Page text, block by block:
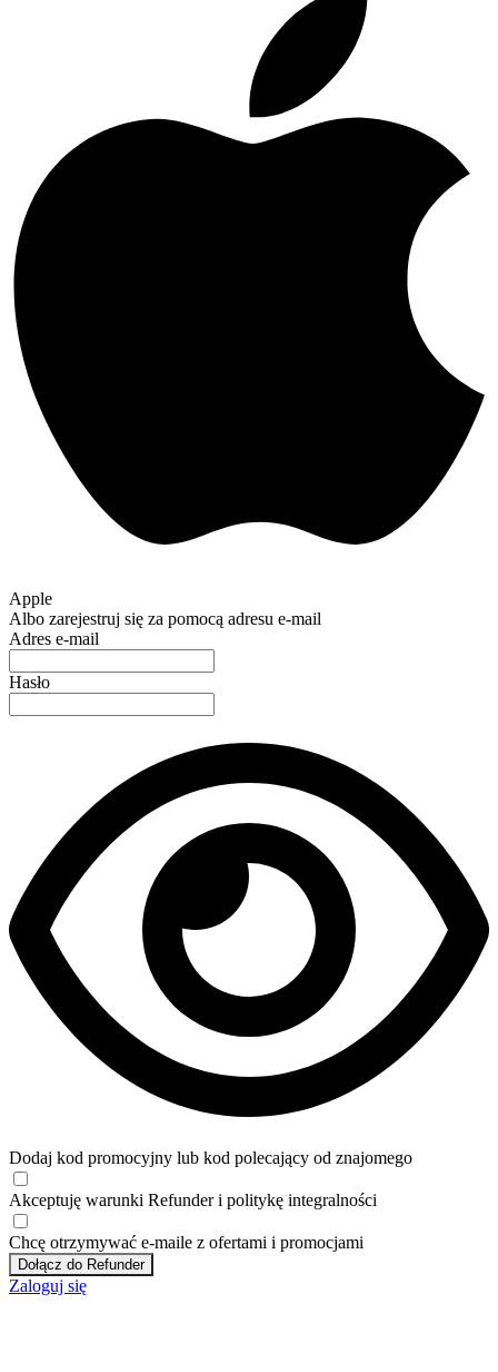
Apple
Albo zarejestruj się za pomocą adresu e-mail
Adres e-mail
Hasło
Dodaj kod promocyjny lub kod polecający od znajomego
Akceptuję warunki Refunder i politykę integralności
Chcę otrzymywać e-maile z ofertami i promocjami
Dołącz do Refunder
Zaloguj się